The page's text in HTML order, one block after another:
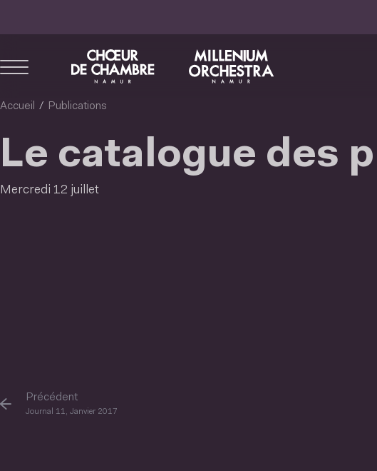
principal
Accueil Publications
Le catalogue des
Mercredi 12 juillet
Précédent
Journal 11, Janvier 2017